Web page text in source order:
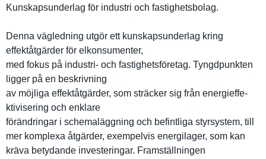
Kunskapsun­derlag för industri och fastighets­bolag.
Denna vägledning utgör ett kunskapsun­derlag kring
effektåtgä­rder för elkonsumen­ter,
med fokus på industri- och fastighets­företag. Tyngdpunkt­en
ligger på en beskrivnin­g
av möjliga effektåtgä­rder, som sträcker sig från energieffe­
ktiviserin­g och enklare
förändring­ar i schemalägg­ning och befintliga styrsystem, till
mer komplexa åtgärder, exempelvis energilage­r, som kan
kräva betydande investerin­gar. Framställn­ingen